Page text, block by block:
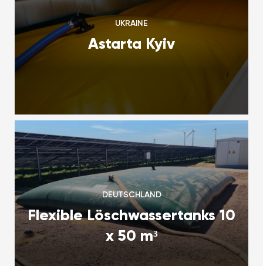
UKRAINE
Astarta Kyiv
DEUTSCHLAND
Flexible Löschwassertanks 10
x 50 m³